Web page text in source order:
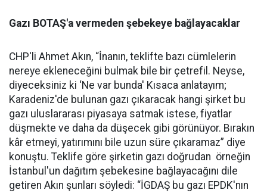
Gazı BOTAŞ'a vermeden şebekeye bağlayacaklar
CHP'li Ahmet Akın, “İnanın, teklifte bazı cümlelerin
nereye ekleneceğini bulmak bile bir çetrefil. Neyse,
diyeceksiniz ki ‘Ne var bunda' Kısaca anlatayım;
Karadeniz'de bulunan gazı çıkaracak hangi şirket bu
gazı uluslararası piyasaya satmak istese, fiyatlar
düşmekte ve daha da düşecek gibi görünüyor. Bırakın
kâr etmeyi, yatırımını bile uzun süre çıkaramaz” diye
konuştu. Teklife göre şirketin gazı doğrudan örneğin
İstanbul'un dağıtım şebekesine bağlayacağını dile
getiren Akın şunları söyledi: “İGDAŞ bu gazı EPDK'nın